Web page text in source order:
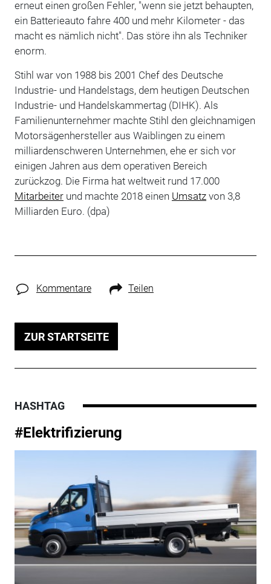
erneut einen großen Fehler, "wenn sie jetzt behaupten,
ein Batterieauto fahre 400 und mehr Kilometer - das
macht es nämlich nicht". Das störe ihn als Techniker
enorm.
Stihl war von 1988 bis 2001 Chef des Deutsche
Industrie- und Handelstags, dem heutigen Deutschen
Industrie- und Handelskammertag (DIHK). Als
Familienunternehmer machte Stihl den gleichnamigen
Motorsägenhersteller aus Waiblingen zu einem
milliardenschweren Unternehmen, ehe er sich vor
einigen Jahren aus dem operativen Bereich
zurückzog. Die Firma hat weltweit rund 17.000
Mitarbeiterund machte 2018 einen Umsatzvon 3,8
Milliarden Euro. (dpa)
Kommentare Teilen
ZUR STARTSEITE
HASHTAG
#Elektrifizierung